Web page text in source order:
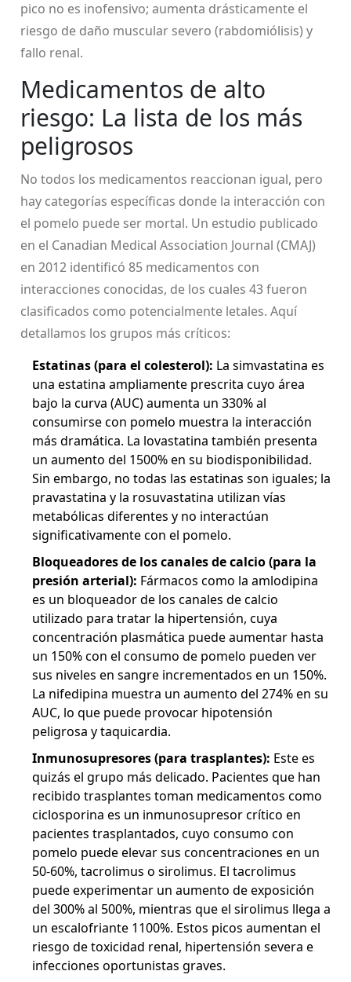
pico no es inofensivo; aumenta drásticamente el
riesgo de daño muscular severo (rabdomiólisis) y
fallo renal.
Medicamentos de alto
riesgo: La lista de los más
peligrosos
No todos los medicamentos reaccionan igual, pero
hay categorías específicas donde la interacción con
el pomelo puede ser mortal. Un estudio publicado
en el Canadian Medical Association Journal (CMAJ)
en 2012 identificó 85 medicamentos con
interacciones conocidas, de los cuales 43 fueron
clasificados como potencialmente letales. Aquí
detallamos los grupos más críticos:
Estatinas (para el colesterol): La simvastatina es
una estatina ampliamente prescrita cuyo área
bajo la curva (AUC) aumenta un 330% al
consumirse con pomelo muestra la interacción
más dramática. La lovastatina también presenta
un aumento del 1500% en su biodisponibilidad.
Sin embargo, no todas las estatinas son iguales; la
pravastatina y la rosuvastatina utilizan vías
metabólicas diferentes y no interactúan
significativamente con el pomelo.
Bloqueadores de los canales de calcio (para la
presión arterial): Fármacos como la amlodipina
es un bloqueador de los canales de calcio
utilizado para tratar la hipertensión, cuya
concentración plasmática puede aumentar hasta
un 150% con el consumo de pomelo pueden ver
sus niveles en sangre incrementados en un 150%.
La nifedipina muestra un aumento del 274% en su
AUC, lo que puede provocar hipotensión
peligrosa y taquicardia.
Inmunosupresores (para trasplantes): Este es
quizás el grupo más delicado. Pacientes que han
recibido trasplantes toman medicamentos como
ciclosporina es un inmunosupresor crítico en
pacientes trasplantados, cuyo consumo con
pomelo puede elevar sus concentraciones en un
50-60%, tacrolimus o sirolimus. El tacrolimus
puede experimentar un aumento de exposición
del 300% al 500%, mientras que el sirolimus llega a
un escalofriante 1100%. Estos picos aumentan el
riesgo de toxicidad renal, hipertensión severa e
infecciones oportunistas graves.